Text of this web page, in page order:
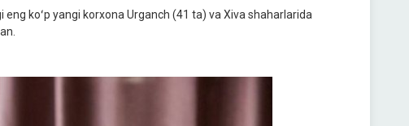
koʻp yangi korxona Urganch (41 ta) va Xiva shaharlarida